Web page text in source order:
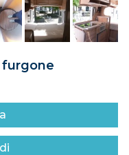
furgone